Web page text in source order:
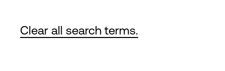
Clear all search terms.